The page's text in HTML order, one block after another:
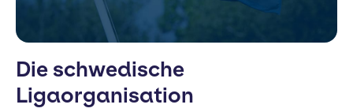
Die schwedische
Ligaorganisation